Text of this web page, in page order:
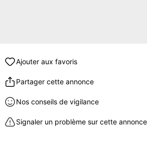
Ajouter aux favoris
Partager cette annonce
Nos conseils de vigilance
Signaler un problème sur cette annonce